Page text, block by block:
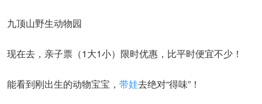
九顶山野生动物园
现在去，亲子票（1大1小）限时优惠，比平时便宜不少！
能看到刚出生的动物宝宝， 带娃去绝对“得味”！